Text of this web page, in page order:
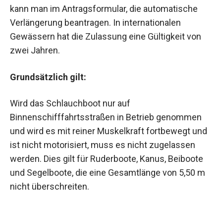
kann man im Antragsformular, die automatische
Verlängerung beantragen. In internationalen
Gewässern hat die Zulassung eine Gültigkeit von
zwei Jahren.
Grundsätzlich gilt:
Wird das Schlauchboot nur auf
Binnenschifffahrtsstraßen in Betrieb genommen
und wird es mit reiner Muskelkraft fortbewegt und
ist nicht motorisiert, muss es nicht zugelassen
werden. Dies gilt für Ruderboote, Kanus, Beiboote
und Segelboote, die eine Gesamtlänge von 5,50 m
nicht überschreiten.